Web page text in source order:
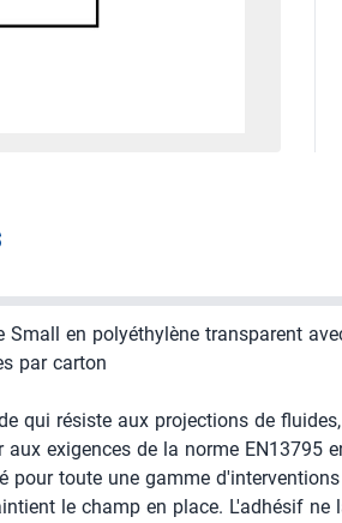
Small en polyéthylène transparent
par carton
qui résiste aux projections de
aux exigences de la norme EN13795
pour toute une gamme d'interventions
le champ en place. L'adhésif